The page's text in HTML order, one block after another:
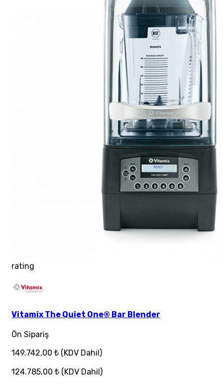
rating
Vitamix The Quiet One® Bar Blender
Ön Sipariş
149.742,00 ₺ (KDV Dahil)
124.785,00 ₺ (KDV Dahil)